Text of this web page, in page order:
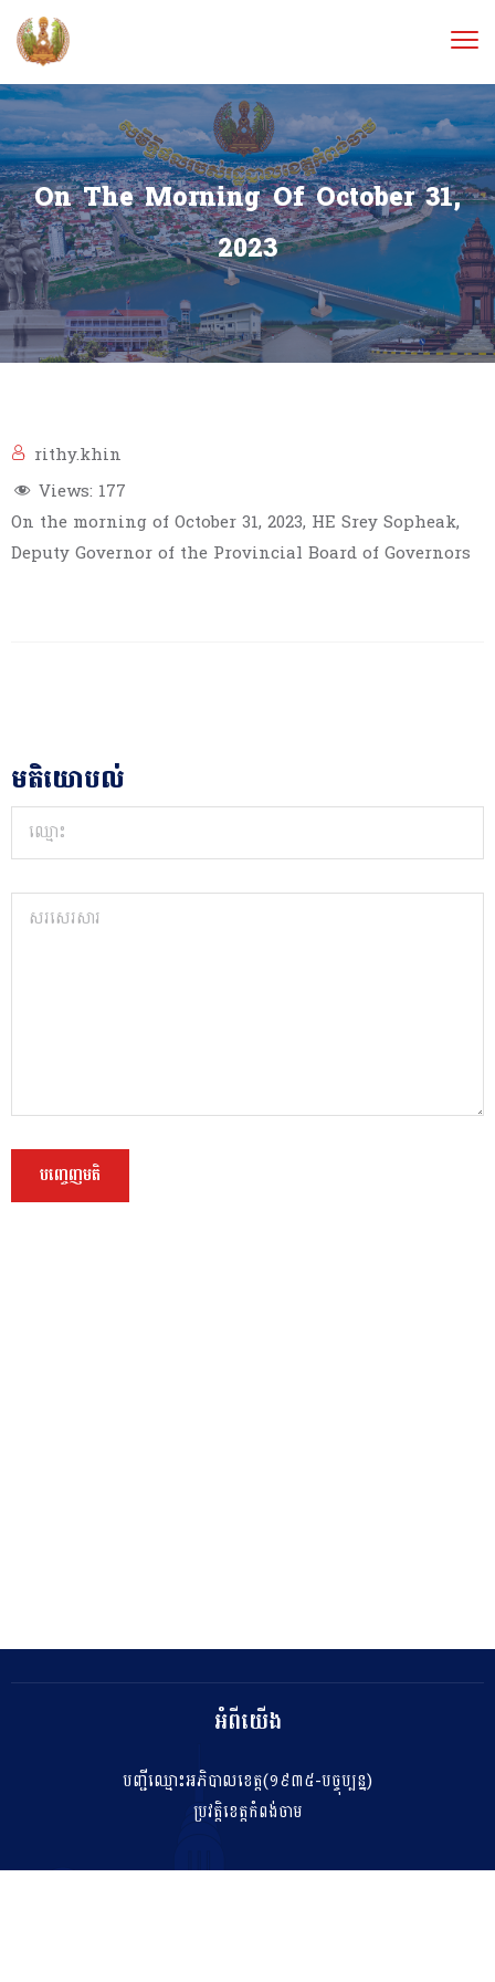
On The Morning Of October 31,
2023
rithy.khin
Views: 177
On the morning of October 31, 2023, HE Srey Sopheak,
Deputy Governor of the Provincial Board of Governors
មតិយោបល់
អំពីយើង
បញ្ជីឈ្មោះអភិបាលខេត្ត(១៩៣៥-បច្ចុប្បន្ន)
ប្រវត្តិខេត្តកំពង់ចាម